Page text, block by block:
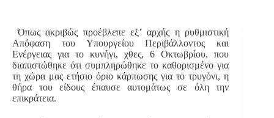
Όπως ακριβώς προέβλεπε εξ’ αρχής η ρυθμιστική
Απόφαση του Υπουργείου Περιβάλλοντος και
Ενέργειας για το κυνήγι, χθες, 6 Οκτωβρίου, που
διαπιστώθηκε ότι συμπληρώθηκε το καθορισμένο για
τη χώρα μας ετήσιο όριο κάρπωσης για το τρυγόνι, η
θήρα του είδους έπαυσε αυτομάτως σε όλη την
επικράτεια.